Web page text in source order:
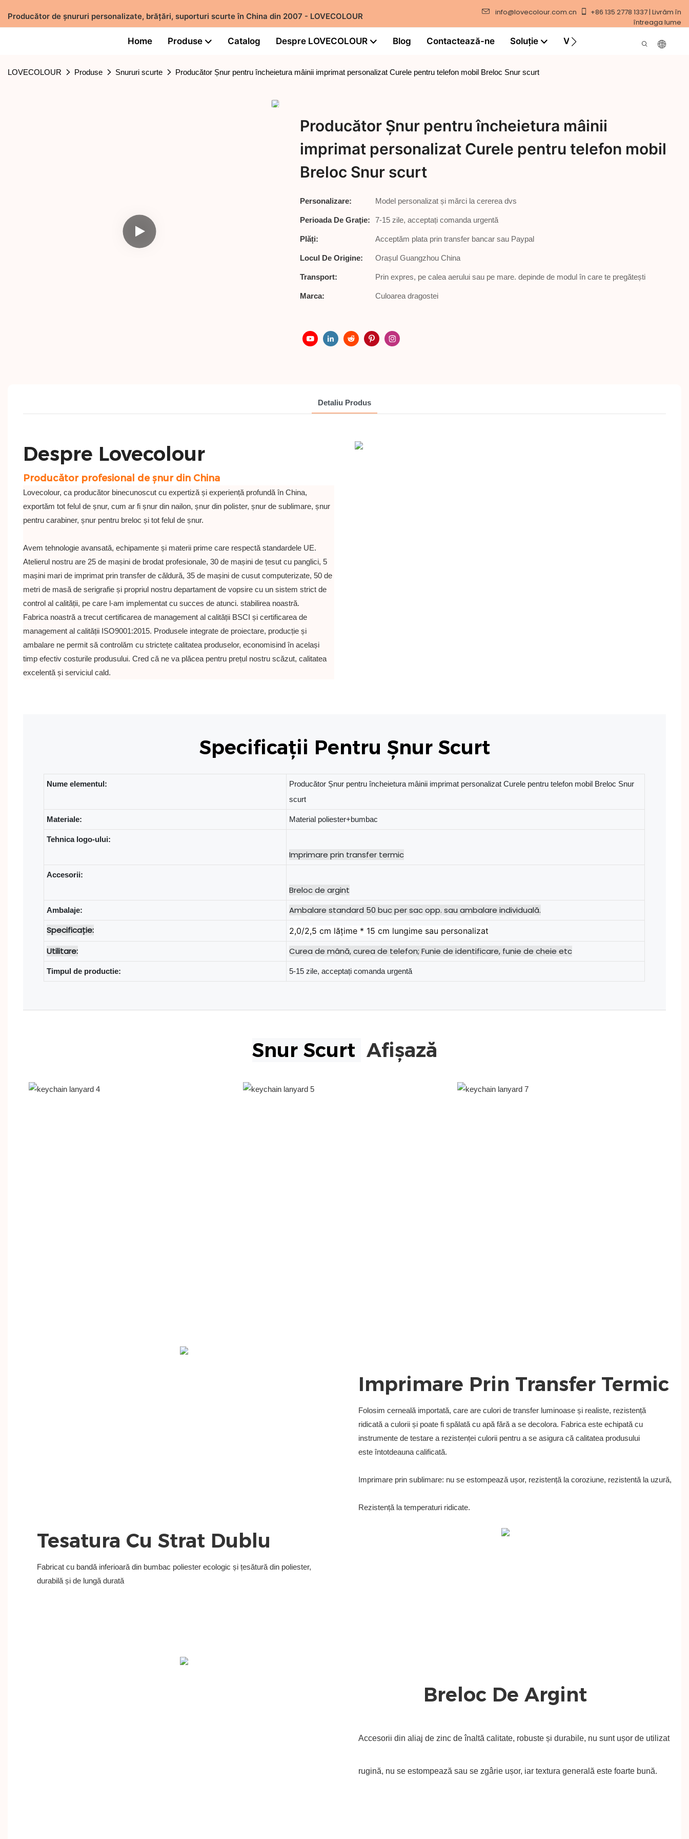
Producător de șnururi personalizate, brățări, suporturi scurte în China din 2007 - LOVECOLOUR info@lovecolour.com.cn
+86 135 2778 1337 | Livrăm în
întreaga lume
Home Produse Catalog Despre LOVECOLOUR Blog Contactează-ne Soluţie Video
LOVECOLOUR Produse Snururi scurte Producător Șnur pentru încheietura mâinii imprimat personalizat Curele pentru telefon mobil Breloc Snur scurt
Producător Șnur pentru încheietura mâinii
imprimat personalizat Curele pentru telefon mobil
Breloc Snur scurt
Personalizare: Model personalizat și mărci la cererea dvs
Perioada De Graţie: 7-15 zile, acceptați comanda urgentă
Plăți: Acceptăm plata prin transfer bancar sau Paypal
Locul De Origine: Orașul Guangzhou China
Transport: Prin expres, pe calea aerului sau pe mare. depinde de modul în care te pregătești
Marca: Culoarea dragostei
Detaliu Produs
Despre Lovecolour
Producător profesional de șnur din China
Lovecolour, ca producător binecunoscut cu expertiză și experiență profundă în China,
exportăm tot felul de șnur, cum ar fi șnur din nailon, șnur din polister, șnur de sublimare, șnur
pentru carabiner, șnur pentru breloc și tot felul de șnur.
Avem tehnologie avansată, echipamente și materii prime care respectă standardele UE.
Atelierul nostru are 25 de mașini de brodat profesionale, 30 de mașini de țesut cu panglici, 5
mașini mari de imprimat prin transfer de căldură, 35 de mașini de cusut computerizate, 50 de
metri de masă de serigrafie și propriul nostru departament de vopsire cu un sistem strict de
control al calității, pe care l-am implementat cu succes de atunci. stabilirea noastră.
Fabrica noastră a trecut certificarea de management al calității BSCI și certificarea de
management al calității ISO9001:2015. Produsele integrate de proiectare, producție și
ambalare ne permit să controlăm cu strictețe calitatea produselor, economisind în același
timp efectiv costurile produsului. Cred că ne va plăcea pentru prețul nostru scăzut, calitatea
excelentă și serviciul cald.
Specificații Pentru Șnur Scurt
Nume elementul:
Producător Șnur pentru încheietura mâinii imprimat personalizat Curele pentru telefon mobil Breloc Snur
scurt
Materiale: Material poliester+bumbac
Tehnica logo-ului:
Accesorii:
Ambalaje:
Ambalare standard 50 buc per sac opp. sau ambalare individuală.
Specificație:
2,0/2,5 cm lățime * 15 cm lungime sau personalizat
Utilitare: Curea de mână, curea de telefon; Funie de identificare, funie de cheie etc
Timpul de productie: 5-15 zile, acceptați comanda urgentă
Snur Scurt Afișază
Imprimare Prin Transfer Termic
Folosim cerneală importată, care are culori de transfer luminoase și realiste, rezistență
ridicată a culorii și poate fi spălată cu apă fără a se decolora. Fabrica este echipată cu
instrumente de testare a rezistenței culorii pentru a se asigura că calitatea produsului
este întotdeauna calificată.
Tesatura Cu Strat Dublu
Fabricat cu bandă inferioară din bumbac poliester ecologic și țesătură din poliester,
durabilă și de lungă durată